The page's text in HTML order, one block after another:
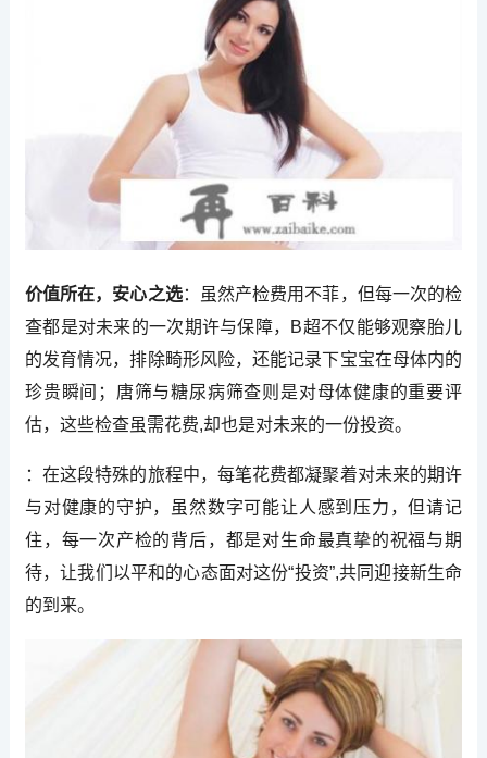
价值所在，安心之选：虽然产检费用不菲，但每一次的检
查都是对未来的一次期许与保障，B超不仅能够观察胎儿
的发育情况，排除畸形风险，还能记录下宝宝在母体内的
珍贵瞬间；唐筛与糖尿病筛查则是对母体健康的重要评
估，这些检查虽需花费,却也是对未来的一份投资。
：在这段特殊的旅程中，每笔花费都凝聚着对未来的期许
与对健康的守护，虽然数字可能让人感到压力，但请记
住，每一次产检的背后，都是对生命最真挚的祝福与期
待，让我们以平和的心态面对这份“投资”,共同迎接新生命
的到来。